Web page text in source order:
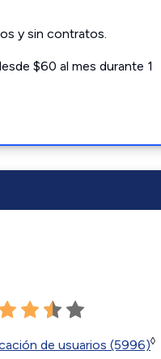
y sin contratos.
$60 al mes durante 1
de usuarios (5996)◊